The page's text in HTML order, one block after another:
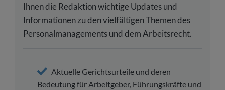
Ihnen die Redaktion wichtige Updates und
Informationen zu den vielfältigen Themen des
Personalmanagements und dem Arbeitsrecht.
Aktuelle Gerichtsurteile und deren
Bedeutung für Arbeitgeber, Führungskräfte und